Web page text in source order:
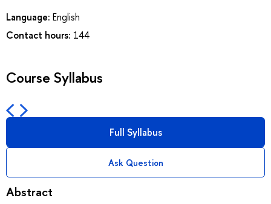
Language: English
Contact hours: 144
Course Syllabus
Full Syllabus
Ask Question
Abstract